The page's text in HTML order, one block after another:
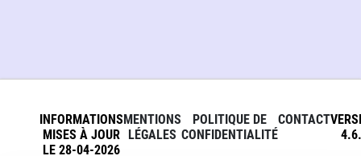
INFORMATIONS
MISES À JOUR
LE 28-04-2026
MENTIONS
LÉGALES
POLITIQUE DE
CONFIDENTIALITÉ
CONTACT